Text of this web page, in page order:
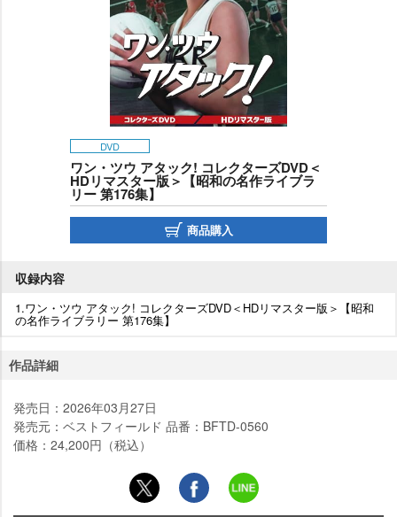
DVD
ワン・ツウ アタック! コレクターズDVD＜
HDリマスター版＞【昭和の名作ライブラ
リー 第176集】
商品購入
収録内容
1.ワン・ツウ アタック! コレクターズDVD＜HDリマスター版＞【昭和
の名作ライブラリー 第176集】
作品詳細
発売日：2026年03月27日
発売元：ベストフィールド 品番：BFTD-0560
価格：24,200円（税込）